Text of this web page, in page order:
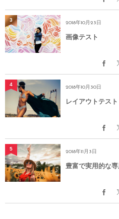
class=''
style='']
[cssslide
imgurl='https://
title='スライドタイトル #3'
titlebold=0
titleitalic=1
titlecolor=#333
caption='スライド #3 のキャプ
captionsize=14px
btntxt='詳しくはこちら'
btnurl='https://
2018年10月23日
画像テスト
3
2018年10月30日
レイアウトテスト
4
2018年11月3日
豊富で実用的な
5